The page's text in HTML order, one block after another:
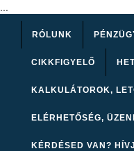
...
RÓLUNK
CIKKFIGYELŐ
KALKULÁTOROK,
ELÉRHETŐSÉG,
KÉRDÉSED VAN?